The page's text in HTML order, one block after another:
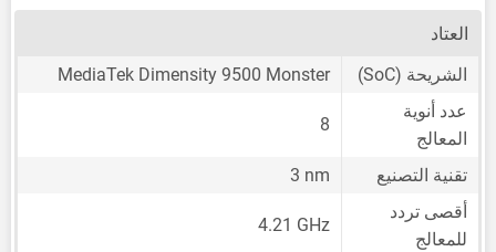
العتاد
الشريحة (SoC)
MediaTek Dimensity 9500 Monster
عدد أنوية
المعالج
8
تقنية التصنيع
3 nm
أقصى تردد
للمعالج
4.21 GHz